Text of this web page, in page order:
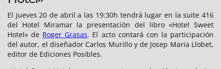
El jueves 20 de abril a las 19:30h tendrá lugar en la suite 416
del Hotel Miramar la presentación del libro «Hotel Sweet
Hotel» de Roger Grasas. El acto contará con la participación
del autor, el diseñador Carlos Murillo y de Josep Maria Llobet,
editor de Ediciones Posibles.